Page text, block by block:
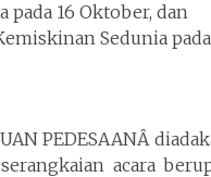
pada 16 Oktober, dan
Sedunia
PEDESAANÂ
acara